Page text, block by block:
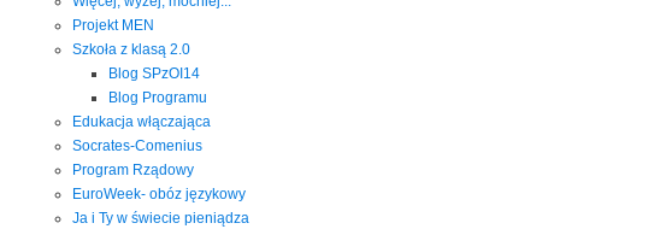
Projekt MEN
Szkoła z klasą 2.0
Blog SPzOI14
Blog Programu
Edukacja włączająca
Socrates-Comenius
Program Rządowy
EuroWeek- obóz językowy
Ja i Ty w świecie pieniądza